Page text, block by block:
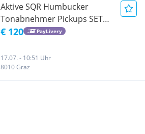
Aktive SQR Humbucker
Tonabnehmer Pickups SET
EMG Stil
€ 120 PayLivery
17.07. - 10:51 Uhr
8010 Graz